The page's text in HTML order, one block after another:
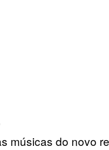
músicas do novo